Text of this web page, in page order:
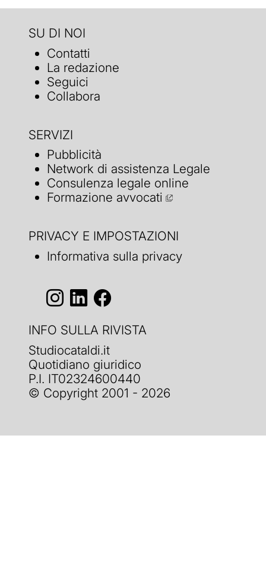
SU DI NOI
Contatti
La redazione
Seguici
Collabora
SERVIZI
Pubblicità
Network di assistenza Legale
Consulenza legale online
Formazione avvocati
PRIVACY E IMPOSTAZIONI
Informativa sulla privacy
INFO SULLA RIVISTA
Studiocataldi.it
Quotidiano giuridico
P.I. IT02324600440
© Copyright 2001 - 2026